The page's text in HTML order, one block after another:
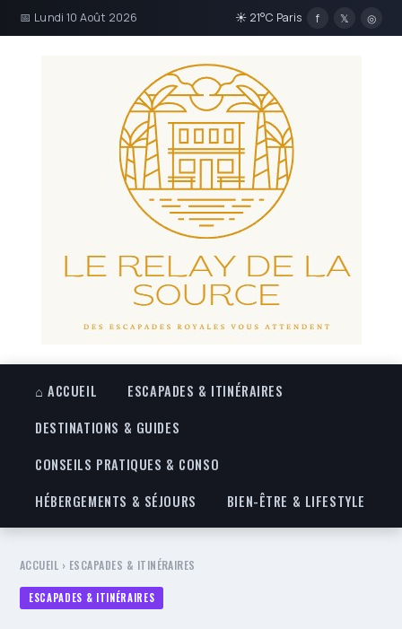
📅 Lundi 10 Août 2026 ☀ 21°C Paris f 𝕏 ◎
⌂ ACCUEIL
ESCAPADES & ITINÉRAIRES
DESTINATIONS & GUIDES
CONSEILS PRATIQUES & CONSO
HÉBERGEMENTS & SÉJOURS
BIEN-ÊTRE & LIFESTYLE
ACCUEIL › ESCAPADES & ITINÉRAIRES
ESCAPADES & ITINÉRAIRES